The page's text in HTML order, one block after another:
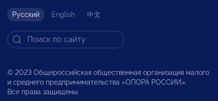
Русский English 中文
© 2023 Общероссийская общественная организация малого
и среднего предпринимательства «ОПОРА РОССИИ».
Все права защищены.